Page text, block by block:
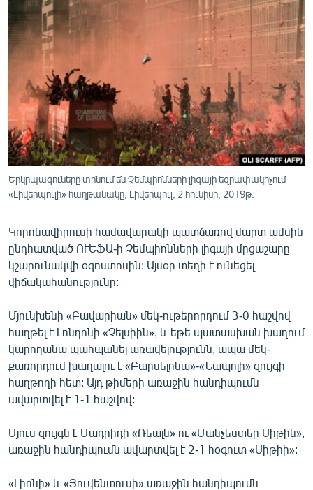
ՊԱՏԵՐԱԶՄԻ 6 ՇԱԲԱԹՆԵՐԸ
ՏԱՐԱԾԱՇՐՋԱՆ
ՄԻՋԱԶԳԱՅԻՆ
ՄՇԱԿՈՒՅԹ
ՍՊՈՐՏ
ՄԵԿՆԱԲԱՆՈՒԹՅՈՒՆ
ՏՏ ԵՒ ԻՆՏԵՐՆԵՏ
ԿՈՐՈՆԱՎԻՐՈՒՍ
ՏԵՍԱՆՅՈՒԹԵՐ
ԲԱՆԱՎԵՃ
ՓՈԴՔԱՍԹ
Հայերեն
English
Русский
ՀԵՏԵՎԵՔ ՄԵԶ
Երկրպագուները տոնում են Չեմպիոնների լիգայի եզրափակիչում
«Լիվերպուլի» հաղթանակը, Լիվերպուլ, 2 հունիսի, 2019թ.
Կորոնավիրուսի համավարակի պատճառով մարտ ամսին
ընդհատված ՈՒԵՖԱ-ի Չեմպիոնների լիգայի մրցաշարը
կշարունակվի օգոստոսին: Այսօր տեղի է ունեցել
վիճակահանությունը:
Մյունխենի «Բավարիան» մեկ-ութերորդում 3-0 հաշվով
հաղթել է Լոնդոնի «Չելսիին», և եթե պատասխան խաղում
կարողանա պահպանել առավելությունն, ապա մեկ-
քառորդում խաղալու է «Բարսելոնա»-«Նապոլի» զույգի
հաղթողի հետ: Այդ թիմերի առաջին հանդիպումն
ավարտվել է 1-1 հաշվով:
Մյուս զույգն է Մադրիդի «Ռեալն» ու «Մանչեստեր Սիթին»,
առաջին հանդիպումն ավարտվել է 2-1 հօգուտ «Սիթիի»:
«Լիոնի» և «Յուվենտուսի» առաջին հանդիպումն